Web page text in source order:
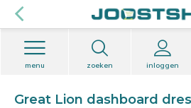
zoeken inloggen
menu
Great Lion dashboard